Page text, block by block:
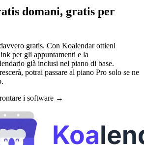
domani, gratis per
gratis. Con Koalendar ottieni
per gli appuntamenti e la
già inclusi nel piano di base.
potrai passare al piano Pro solo se ne
i software →